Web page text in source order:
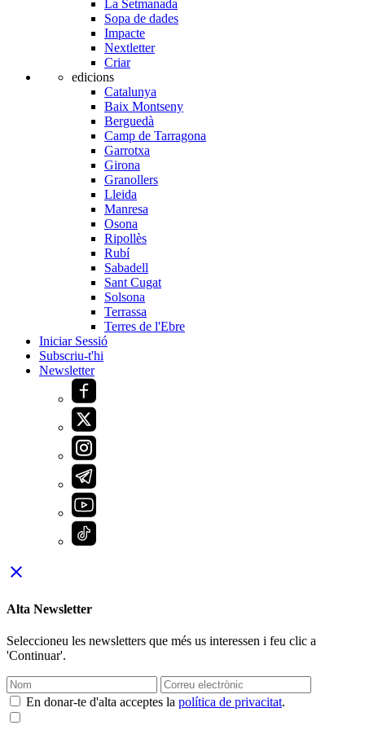
La Setmanada
Sopa de dades
Impacte
Nextletter
Criar
edicions
Catalunya
Baix Montseny
Berguedà
Camp de Tarragona
Garrotxa
Girona
Granollers
Lleida
Manresa
Osona
Ripollès
Rubí
Sabadell
Sant Cugat
Solsona
Terrassa
Terres de l'Ebre
Iniciar Sessió
Subscriu-t'hi
Newsletter
close
Alta Newsletter
Seleccioneu les newsletters que més us interessen i feu clic a
'Continuar'.
En donar-te d'alta acceptes la política de privacitat.